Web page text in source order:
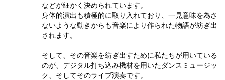
などが細かく決められています。
身体的演出も積極的に取り入れており、一見意味を為さ
ないような動きからも音楽により作られた物語が紡ぎ出
されます。
そして、その音楽を紡ぎ出すために私たちが用いている
のが、デジタル打ち込み機材を用いたダンスミュージッ
ク、そしてそのライブ演奏です。